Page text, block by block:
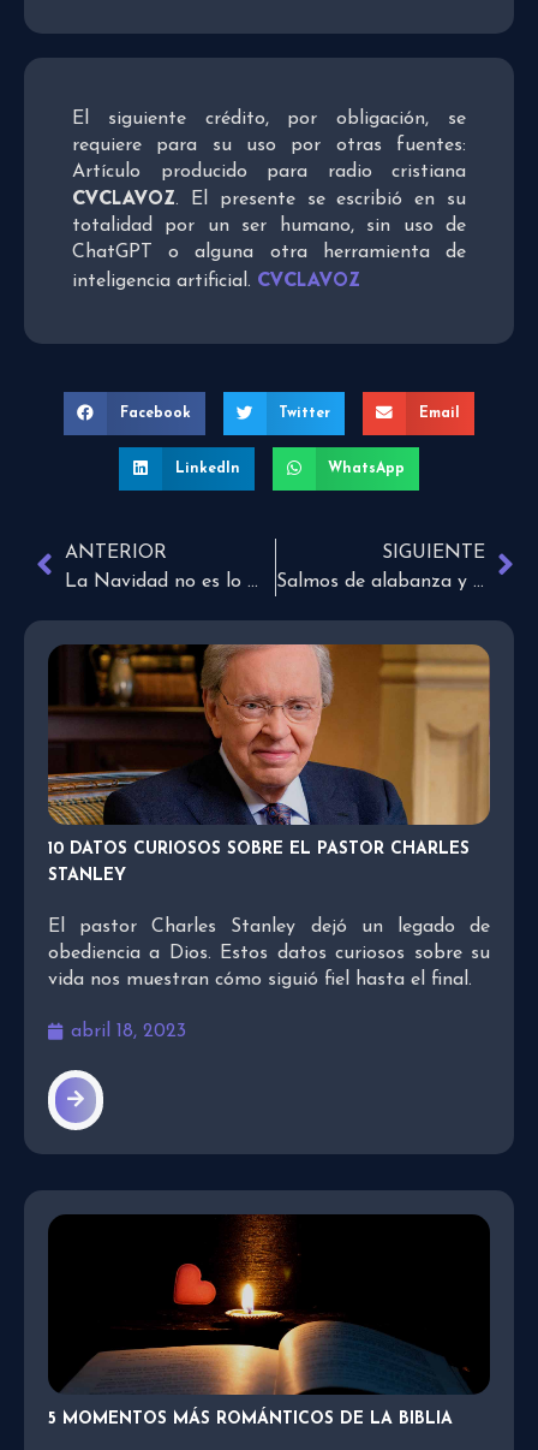
El siguiente crédito, por obligación, se
requiere para su uso por otras fuentes:
Artículo producido para radio cristiana
CVCLAVOZ. El presente se escribió en su
totalidad por un ser humano, sin uso de
ChatGPT o alguna otra herramienta de
inteligencia artificial. CVCLAVOZ
Facebook Twitter Email
LinkedIn WhatsApp
ANTERIOR
La Navidad no es lo mismo para todos
SIGUIENTE
Salmos de alabanza y agradecimiento a Dios
10 DATOS CURIOSOS SOBRE EL PASTOR CHARLES
STANLEY
El pastor Charles Stanley dejó un legado de
obediencia a Dios. Estos datos curiosos sobre su
vida nos muestran cómo siguió fiel hasta el final.
abril 18, 2023
5 MOMENTOS MÁS ROMÁNTICOS DE LA BIBLIA